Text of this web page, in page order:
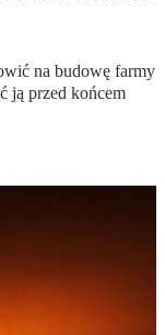
na budowę farmy
ją przed końcem